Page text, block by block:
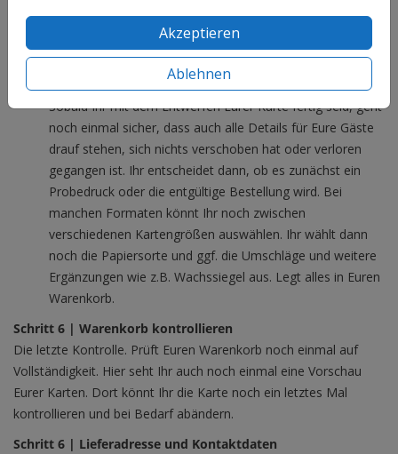
Akzeptieren
Ablehnen
Euch gern die Umschläge und die Bestellmöglichkeiten
hier an:Infos zu Umschlägen.
3) Bestellung vorbereiten
Sobald Ihr mit dem Entwerfen Eurer Karte fertig seid, geht
noch einmal sicher, dass auch alle Details für Eure Gäste
drauf stehen, sich nichts verschoben hat oder verloren
gegangen ist. Ihr entscheidet dann, ob es zunächst ein
Probedruck oder die entgültige Bestellung wird. Bei
manchen Formaten könnt Ihr noch zwischen
verschiedenen Kartengrößen auswählen. Ihr wählt dann
noch die Papiersorte und ggf. die Umschläge und weitere
Ergänzungen wie z.B. Wachssiegel aus. Legt alles in Euren
Warenkorb.
Schritt 6 | Warenkorb kontrollieren
Die letzte Kontrolle. Prüft Euren Warenkorb noch einmal auf
Vollständigkeit. Hier seht Ihr auch noch einmal eine Vorschau
Eurer Karten. Dort könnt Ihr die Karte noch ein letztes Mal
kontrollieren und bei Bedarf abändern.
Schritt 6 | Lieferadresse und Kontaktdaten